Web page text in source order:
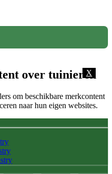
X
over tuinieren
om beschikbare merkcontent
naar hun eigen websites.